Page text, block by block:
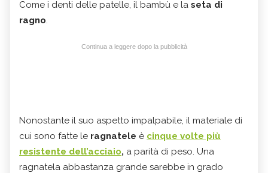
Come i denti delle patelle, il bambù e la seta di
ragno.
Continua a leggere dopo la pubblicità
Nonostante il suo aspetto impalpabile, il materiale di
cui sono fatte le ragnatele è cinque volte più
resistente dell’acciaio, a parità di peso. Una
ragnatela abbastanza grande sarebbe in grado